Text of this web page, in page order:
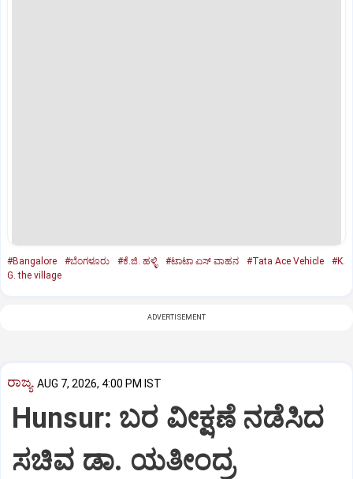
#Bangalore #ಬೆಂಗಳೂರು #ಕೆ.ಜಿ. ಹಳ್ಳಿ #ಟಾಟಾ ಏಸ್‌ ವಾಹನ #Tata Ace Vehicle
#K.
G. the village
ADVERTISEMENT
ರಾಜ್ಯ AUG 7, 2026, 4:00 PM IST
Hunsur: ಬರ ವೀಕ್ಷಣೆ ನಡೆಸಿದ
ಸಚಿವ ಡಾ. ಯತೀಂದ್ರ